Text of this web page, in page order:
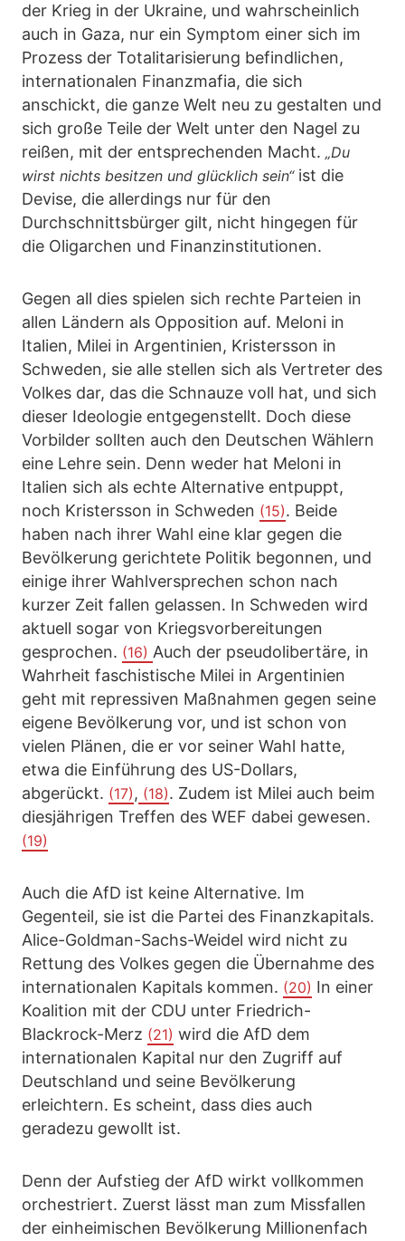
der Krieg in der Ukraine, und wahrscheinlich
auch in Gaza, nur ein Symptom einer sich im
Prozess der Totalitarisierung befindlichen,
internationalen Finanzmafia, die sich
anschickt, die ganze Welt neu zu gestalten und
sich große Teile der Welt unter den Nagel zu
reißen, mit der entsprechenden Macht. „Du
wirst nichts besitzen und glücklich sein“ist die
Devise, die allerdings nur für den
Durchschnittsbürger gilt, nicht hingegen für
die Oligarchen und Finanzinstitutionen.
Gegen all dies spielen sich rechte Parteien in
allen Ländern als Opposition auf. Meloni in
Italien, Milei in Argentinien, Kristersson in
Schweden, sie alle stellen sich als Vertreter des
Volkes dar, das die Schnauze voll hat, und sich
dieser Ideologie entgegenstellt. Doch diese
Vorbilder sollten auch den Deutschen Wählern
eine Lehre sein. Denn weder hat Meloni in
Italien sich als echte Alternative entpuppt,
noch Kristersson in Schweden (15). Beide
haben nach ihrer Wahl eine klar gegen die
Bevölkerung gerichtete Politik begonnen, und
einige ihrer Wahlversprechen schon nach
kurzer Zeit fallen gelassen. In Schweden wird
aktuell sogar von Kriegsvorbereitungen
gesprochen. (16) Auch der pseudolibertäre, in
Wahrheit faschistische Milei in Argentinien
geht mit repressiven Maßnahmen gegen seine
eigene Bevölkerung vor, und ist schon von
vielen Plänen, die er vor seiner Wahl hatte,
etwa die Einführung des US-Dollars,
abgerückt. (17) , (18). Zudem ist Milei auch beim
diesjährigen Treffen des WEF dabei gewesen.
(19)
Auch die AfD ist keine Alternative. Im
Gegenteil, sie ist die Partei des Finanzkapitals.
Alice-Goldman-Sachs-Weidel wird nicht zu
Rettung des Volkes gegen die Übernahme des
internationalen Kapitals kommen. (20) In einer
Koalition mit der CDU unter Friedrich-
Blackrock-Merz (21) wird die AfD dem
internationalen Kapital nur den Zugriff auf
Deutschland und seine Bevölkerung
erleichtern. Es scheint, dass dies auch
geradezu gewollt ist.
Denn der Aufstieg der AfD wirkt vollkommen
orchestriert. Zuerst lässt man zum Missfallen
der einheimischen Bevölkerung Millionenfach